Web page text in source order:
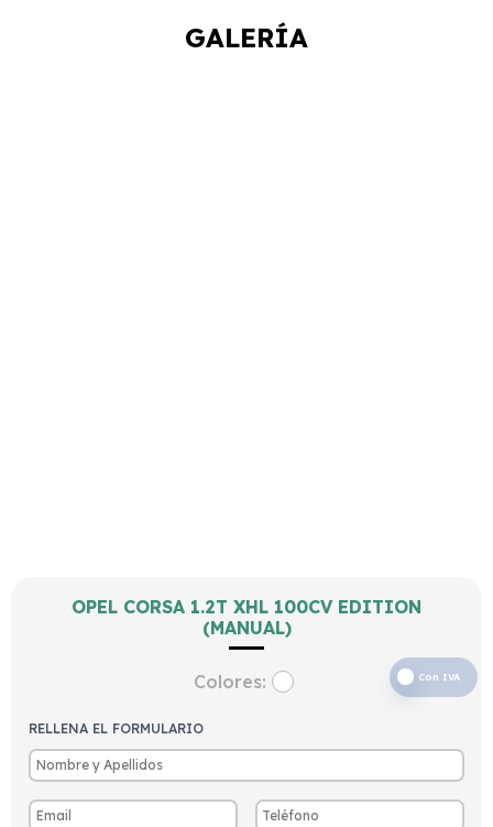
GALERÍA
OPEL CORSA 1.2T XHL 100CV EDITION
(MANUAL)
Con IVA
Colores:
RELLENA EL FORMULARIO